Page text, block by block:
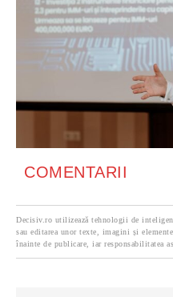
COMENTARII
Decisiv.ro utilizează tehnologii de
sau editarea unor texte, imagini și
înainte de publicare, iar responsabilitatea